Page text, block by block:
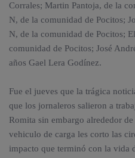
Corrales; Martin Pantoja, de la
N, de la comunidad de Pocitos;
N, de la comunidad de Pocitos;
comunidad de Pocitos; José
años Gael Lera Godínez.
Fue el jueves que la trágica
que los jornaleros salieron a
Romita sin embargo alrededor
vehiculo de carga les corto las
impacto que terminó con la vida